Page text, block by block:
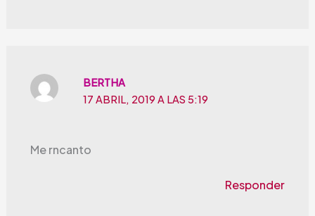
BERTHA
17 ABRIL, 2019 A LAS 5:19
Me rncanto
Responder